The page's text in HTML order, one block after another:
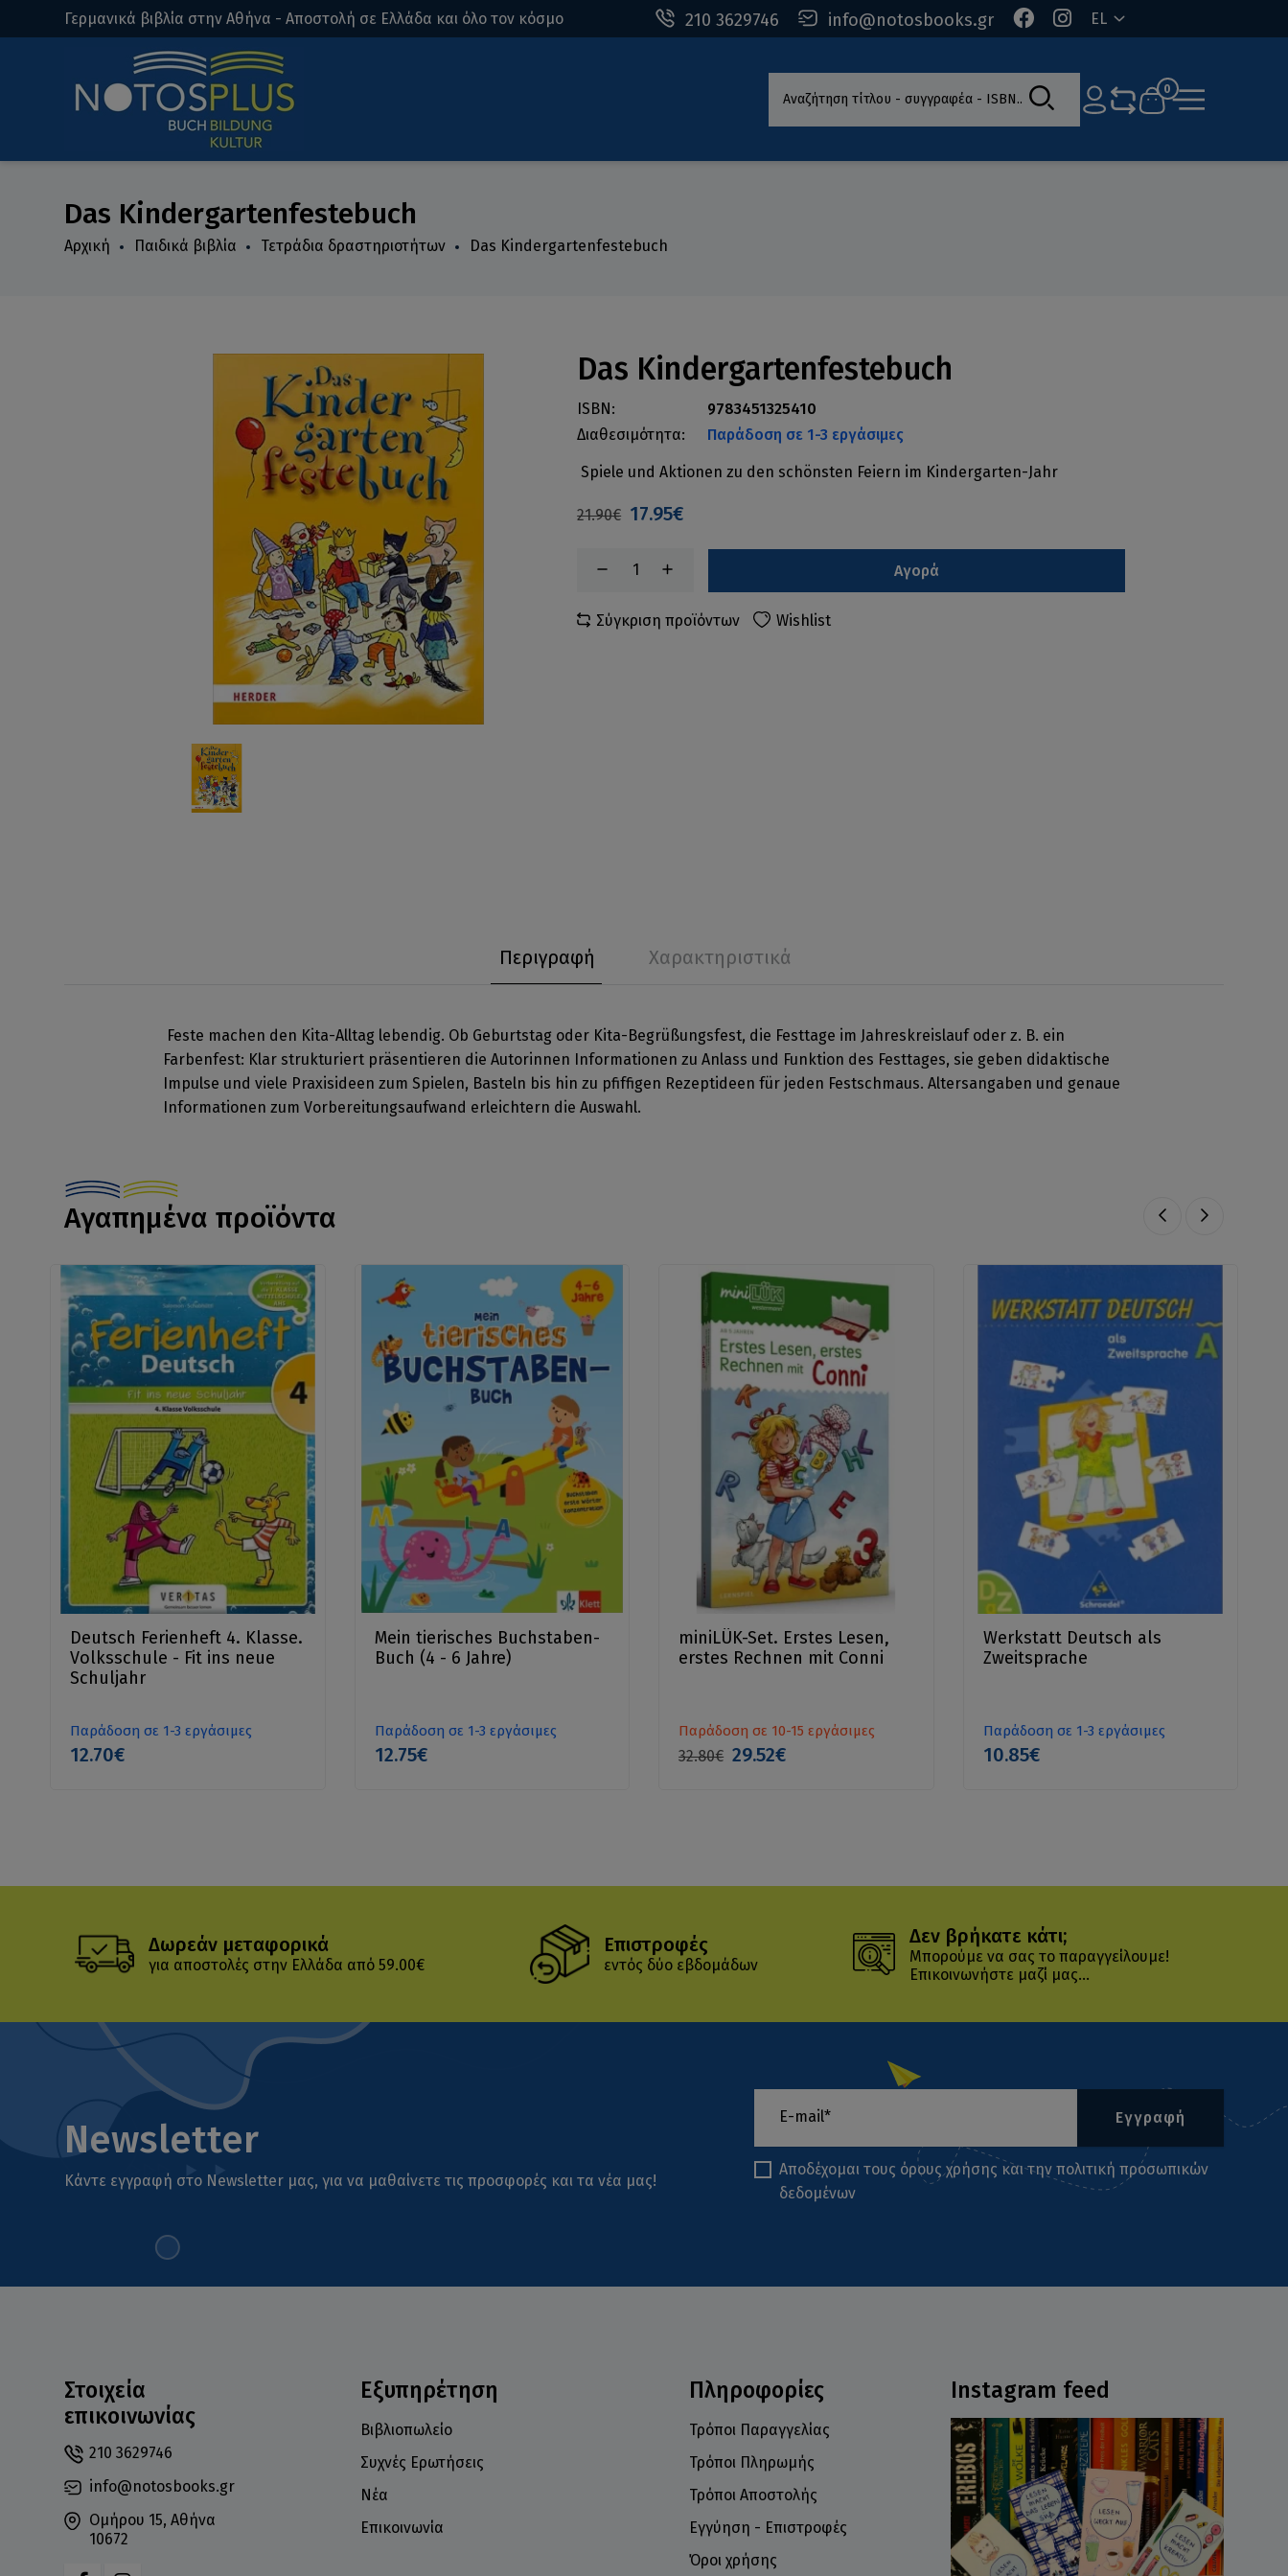
210 3629746 info@notosbooks.gr EL
Γερμανικά βιβλία στην Αθήνα - Αποστολή σε Ελλάδα και όλο τον κόσμο
Αναζήτηση τίτλου - συγγραφέα - ISBN 0
Das Kindergartenfestebuch
Αρχική Παιδικά βιβλία Τετράδια δραστηριοτήτων Das Kindergartenfestebuch
Das Kindergartenfestebuch
ISBN:
9783451325410
Διαθεσιμότητα:
Παράδοση σε 1-3 εργάσιμες
Spiele und Aktionen zu den schönsten Feiern im Kindergarten-Jahr
21.90€ 17.95€
Αγορά
Σύγκριση προϊόντων Wishlist
Περιγραφή Χαρακτηριστικά
Feste machen den Kita-Alltag lebendig. Ob Geburtstag oder Kita-Begrüßungsfest, die Festtage im Jahreskreislauf oder z. B. ein
Farbenfest: Klar strukturiert präsentieren die Autorinnen Informationen zu Anlass und Funktion des Festtages, sie geben didaktische
Impulse und viele Praxisideen zum Spielen, Basteln bis hin zu pfiffigen Rezeptideen für jeden Festschmaus. Altersangaben und genaue
Informationen zum Vorbereitungsaufwand erleichtern die Auswahl.
Αγαπημένα προϊόντα
Deutsch Ferienheft 4. Klasse.
Volksschule - Fit ins neue
Schuljahr
Παράδοση σε 1-3 εργάσιμες
12.70€
Mein tierisches Buchstaben-
Buch (4 - 6 Jahre)
Παράδοση σε 1-3 εργάσιμες
12.75€
miniLÜK-Set. Erstes Lesen,
erstes Rechnen mit Conni
Παράδοση σε 10-15 εργάσιμες
32.80€ 29.52€
Werkstatt Deutsch als
Zweitsprache
Παράδοση σε 1-3 εργάσιμες
10.85€
Δωρεάν μεταφορικά
για αποστολές στην Ελλάδα από 59.00€
Επιστροφές
εντός δύο εβδομάδων
Δεν βρήκατε κάτι;
Μπορούμε να σας το παραγγείλουμε!
Επικοινωνήστε μαζί μας...
Newsletter
Κάντε εγγραφή στο Newsletter μας, για να μαθαίνετε τις προσφορές και τα νέα μας!
Εγγραφή
Αποδέχομαι τους όρους χρήσης και την πολιτική προσωπικών
δεδομένων
Στοιχεία
επικοινωνίας
210 3629746
info@notosbooks.gr
Ομήρου 15, Αθήνα
10672
Instagram feed
Εξυπηρέτηση
Βιβλιοπωλείο
Συχνές Ερωτήσεις
Νέα
Επικοινωνία
Πληροφορίες
Τρόποι Παραγγελίας
Τρόποι Πληρωμής
Τρόποι Αποστολής
Εγγύηση - Επιστροφές
Όροι χρήσης